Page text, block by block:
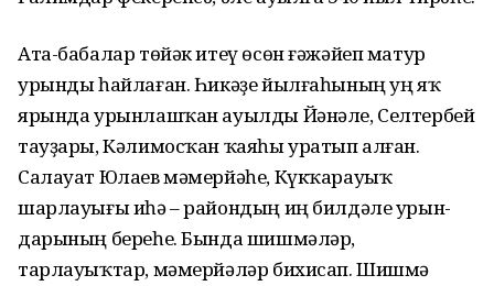
Ата-бабалар төйәк итеү өсөн ғәжәйеп матур
урынды һайлаған. Һикәҙе йылғаһының уң яҡ
ярында урынлашҡан ауылды Йәнәле, Селтербей
тауҙары, Кәлимосҡан ҡаяһы уратып алған.
Салауат Юлаев мәмерйәһе, Күкҡарауыҡ
шарлауығы иһә – райондың иң билдәле урын­
дарының береһе. Бында шишмәләр,
тарлауыҡтар, мәмерйәләр бихисап. Шишмә